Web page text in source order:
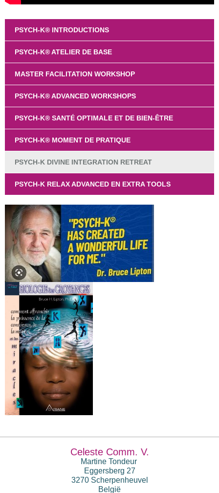
PSYCH-K® INTRODUCTIONS
PSYCH-K® ATELIER DE BASE
MASTER FACILITATION WORKSHOP
PSYCH-K® ADVANCED WORKSHOPS
PSYCH-K® SANTÉ OPTIMALE ET DE BIEN-ÊTRE
PSYCH-K® MOMENT DE PRATIQUE
PSYCH-K DIVINE INTEGRATION RETREAT
PSYCH-K RELAX ADVANCED EN EXTRA TOOLS
Celeste Comm. V.
Martine Tondeur
Eggersberg 27
3270 Scherpenheuvel
België